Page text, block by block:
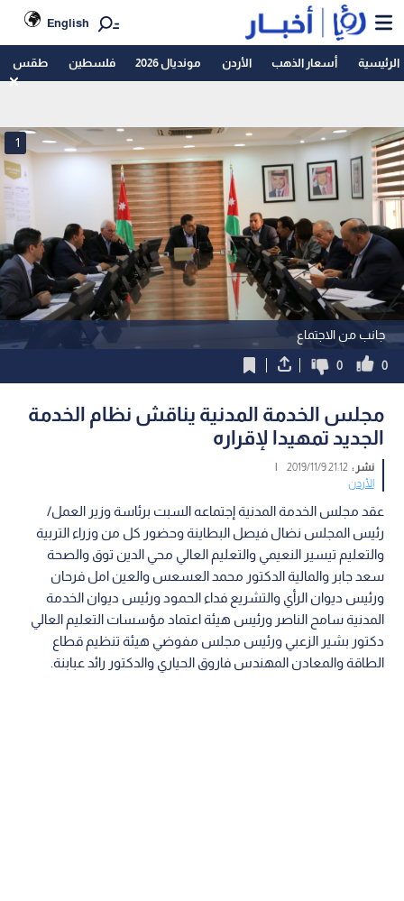
English
الرئيسية أسعار الذهب الأردن مونديال 2026 فلسطين طقس
جانب من الاجتماع
1
0
0
مجلس الخدمة المدنية يناقش نظام الخدمة
الجديد تمهيدا لإقراره
نشر :21:12 2019/11/9
|
الأردن
عقد مجلس الخدمة المدنية إجتماعه السبت برئاسة وزير العمل/
رئيس المجلس نضال فيصل البطاينة وحضور كل من وزراء التربية
والتعليم تيسير النعيمي والتعليم العالي محي الدين توق والصحة
سعد جابر والمالية الدكتور محمد العسعس والعين امل فرحان
ورئيس ديوان الرأي والتشريع فداء الحمود ورئيس ديوان الخدمة
المدنية سامح الناصر ورئيس هيئة اعتماد مؤسسات التعليم العالي
دكتور بشير الزعبي ورئيس مجلس مفوضي هيئة تنظيم قطاع
الطاقة والمعادن المهندس فاروق الحياري والدكتور رائد عبابنة.